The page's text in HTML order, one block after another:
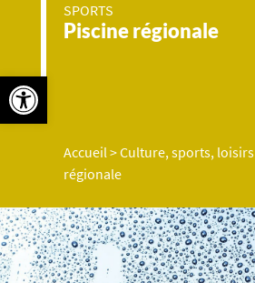
SPORTS
Piscine régionale
Accueil>Culture, sports, loisirs
régionale
Ouvrir la barre d’outils